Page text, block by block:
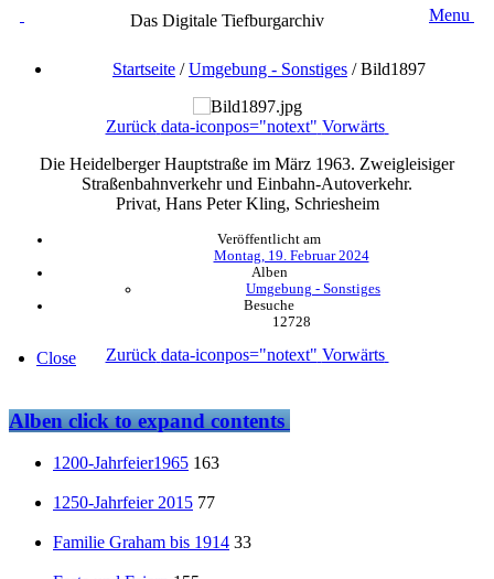
Das Digitale Tiefburgarchiv Menu
Startseite /Umgebung - Sonstiges /Bild1897
Zurück data-iconpos="notext" Vorwärts
Die Heidelberger Hauptstraße im März 1963. Zweigleisiger
Straßenbahnverkehr und Einbahn-Autoverkehr.
Privat, Hans Peter Kling, Schriesheim
Veröffentlicht am
Montag, 19. Februar 2024
Alben
Umgebung - Sonstiges
Besuche
12728
Zurück data-iconpos="notext" Vorwärts
Close
Albenclick to expand contents
1200-Jahrfeier1965 163
1250-Jahrfeier 2015 77
Familie Graham bis 1914 33